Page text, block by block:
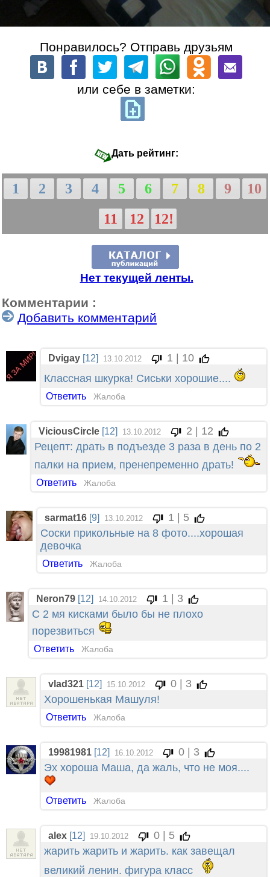
Понравилось? Отправь друзьям
или себе в заметки:
Дать рейтинг:
1 2 3 4 5 6 7 8 9
10
11
12 12!
Нет текущей ленты.
Комментарии :
Добавить комментарий
Dvigay [12] 13.10.2012
1 | 10
Классная шкурка! Сиськи хорошие....
Ответить Жалоба
ViciousCircle [12] 13.10.2012
2 | 12
Рецепт: драть в подъезде 3 раза в день по 2
палки на прием, пренепременно драть!
Ответить Жалоба
sarmat16 [9] 13.10.2012
1 | 5
Соски прикольные на 8 фото....хорошая
девочка
Ответить Жалоба
Neron79 [12] 14.10.2012
1 | 3
С 2 мя кисками было бы не плохо
порезвиться
Ответить Жалоба
vlad321 [12] 15.10.2012
0 | 3
Хорошенькая Машуля!
Ответить Жалоба
19981981 [12] 16.10.2012
0 | 3
Эх хороша Маша, да жаль, что не моя....
Ответить Жалоба
alex [12] 19.10.2012
0 | 5
жарить жарить и жарить. как завещал
великий ленин. фигура класс